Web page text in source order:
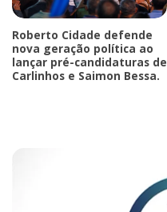
Roberto Cidade defende
nova geração política ao
lançar pré-candidaturas de
Carlinhos e Saimon Bessa.